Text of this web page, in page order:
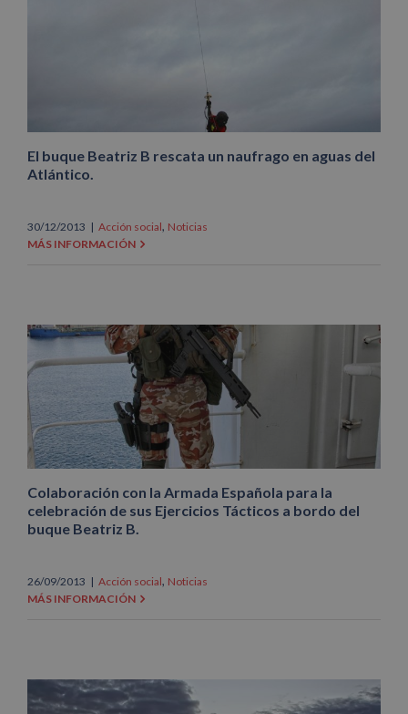
El buque Beatriz B rescata un naufrago en aguas del
Atlántico.
30/12/2013 | Acción social, Noticias
MÁS INFORMACIÓN
Colaboración con la Armada Española para la
celebración de sus Ejercicios Tácticos a bordo del
buque Beatriz B.
26/09/2013 | Acción social, Noticias
MÁS INFORMACIÓN